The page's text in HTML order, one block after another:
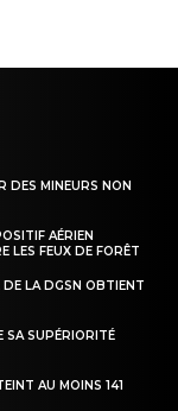
DES MINEURS NON
AÉRIEN
LES FEUX DE FORÊT
DE LA DGSN OBTIENT
SA SUPÉRIORITÉ
AU MOINS 141